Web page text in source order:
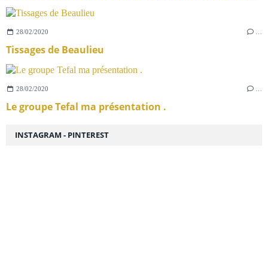
28/02/2020
Tissages de Beaulieu
28/02/2020
Le groupe Tefal ma présentation .
INSTAGRAM - PINTEREST